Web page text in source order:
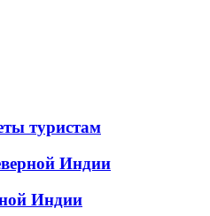
туристам
Индии
Индии